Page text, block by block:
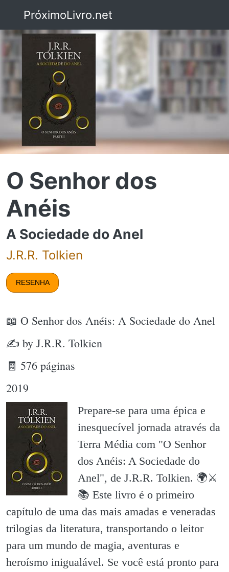
PróximoLivro.net
O Senhor dos
Anéis
A Sociedade do Anel
J.R.R. Tolkien
RESENHA
📖 O Senhor dos Anéis: A Sociedade do Anel
✍ by J.R.R. Tolkien
🧾 576 páginas
2019
Prepare-se para uma épica e
inesquecível jornada através da
Terra Média com "O Senhor
dos Anéis: A Sociedade do
Anel", de J.R.R. Tolkien. 🌍⚔️
📚 Este livro é o primeiro
capítulo de uma das mais amadas e veneradas
trilogias da literatura, transportando o leitor
para um mundo de magia, aventuras e
heroísmo inigualável. Se você está pronto para